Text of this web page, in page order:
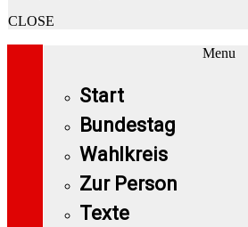
CLOSE
Menu
Start
Bundestag
Wahlkreis
Zur Person
Texte